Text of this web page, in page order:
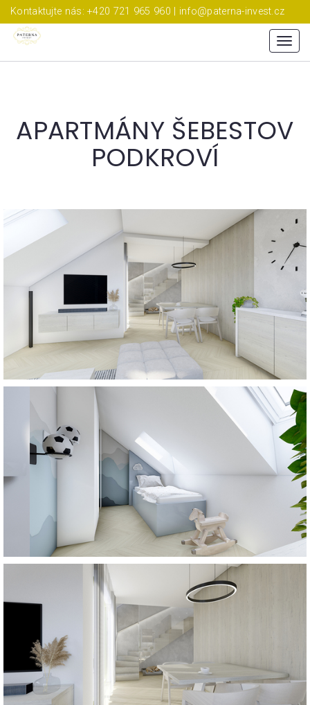
Kontaktujte nás: +420 721 965 960 | info@paterna-invest.cz
Menu
APARTMÁNY ŠEBESTOV
PODKROVÍ